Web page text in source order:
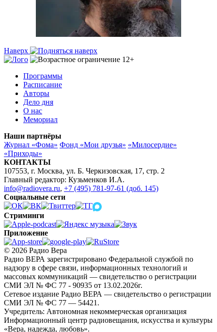
Наверх
Программы
Расписание
Авторы
Дело дня
О нас
Мемориал
Наши партнёры
Журнал «Фома» Фонд «Мои друзья» «Милосердие»
«Приходы»
КОНТАКТЫ
107553, г. Москва, ул. Б. Черкизовская, 17, стр. 2
Главный редактор: Кузьменков И.А.
info@radiovera.ru, +7 (495) 781-97-61 (доб. 145)
Социальные сети
Стриминги
Приложение
© 2026 Радио Вера
Радио ВЕРА зарегистрировано Федеральной службой по
надзору в сфере связи, информационных технологий и
массовых коммуникаций — свидетельство о регистрации
СМИ ЭЛ № ФС 77 - 90935 от 13.02.2026г.
Сетевое издание Радио ВЕРА — свидетельство о регистрации
СМИ ЭЛ № ФС 77 — 54421.
Учредитель: Автономная некоммерческая организация
Информационный центр радиовещания, искусства и культуры
«Вера, надежда, любовь».